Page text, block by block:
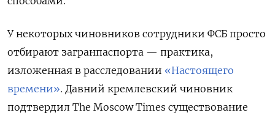
У некоторых чиновников сотрудники ФСБ просто
отбирают загранпаспорта — практика,
изложенная в расследовании «Настоящего
времени». Давний кремлевский чиновник
подтвердил The Moscow Times существование